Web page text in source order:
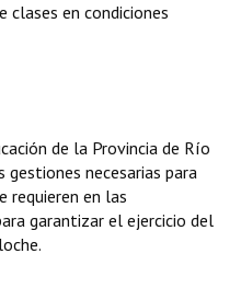
clases en condiciones
de la Provincia de Río
necesarias para
requieren en las
garantizar el ejercicio del